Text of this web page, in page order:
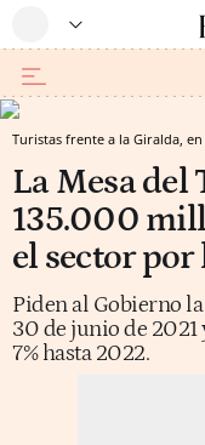
Turistas frente a la Giralda, en
La Mesa del
135.000
el sector por
Piden al Gobierno
30 de junio de
7% hasta 2022.